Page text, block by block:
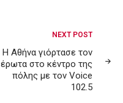
NEXT POST
Η Αθήνα γιόρτασε τον
έρωτα στο κέντρο της
πόλης με τον Voice
102.5